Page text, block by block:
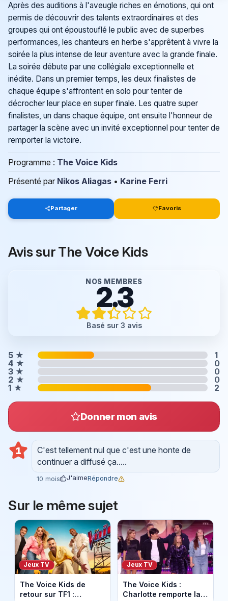
Après des auditions à l'aveugle riches en émotions, qui ont
permis de découvrir des talents extraordinaires et des
groupes qui ont époustouflé le public avec de superbes
performances, les chanteurs en herbe s'apprêtent à vivre la
soirée la plus intense de leur aventure avec la grande finale.
La soirée débute par une collégiale exceptionnelle et
inédite. Dans un premier temps, les deux finalistes de
chaque équipe s'affrontent en solo pour tenter de
décrocher leur place en super finale. Les quatre super
finalistes, un dans chaque équipe, ont ensuite l'honneur de
partager la scène avec un invité exceptionnel pour tenter de
remporter la victoire.
Programme : The Voice Kids
Présenté par Nikos Aliagas • Karine Ferri
Partager Favoris
Avis sur The Voice Kids
NOS MEMBRES
2.3
Basé sur 3 avis
5 ★
1
4 ★
0
3 ★
0
2 ★
0
1 ★ 2
Donner mon avis
1
C'est tellement nul que c'est une honte de
continuer a diffusé ça.....
10 mois J'aimeRépondre
Sur le même sujet
Jeux TV
The Voice Kids de
retour sur TF1 :
Jeux TV
The Voice Kids :
Charlotte remporte la